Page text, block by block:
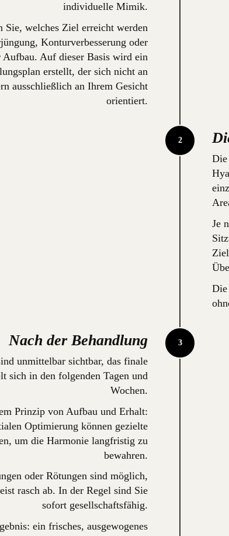
individuelle Mimik.
Sie, welches Ziel erreicht werden
Konturverbesserung oder
Aufbau. Auf dieser Basis wird ein
erstellt, der sich nicht an
ausschließlich an Ihrem Gesicht
orientiert.
Je
Die
Nach der Behandlung
unmittelbar sichtbar, das finale
sich in den folgenden Tagen und
Wochen.
Prinzip von Aufbau und Erhalt:
Optimierung können gezielte
um die Harmonie langfristig zu
bewahren.
oder Rötungen sind möglich,
rasch ab. In der Regel sind Sie
sofort gesellschaftsfähig.
ein frisches, ausgewogenes